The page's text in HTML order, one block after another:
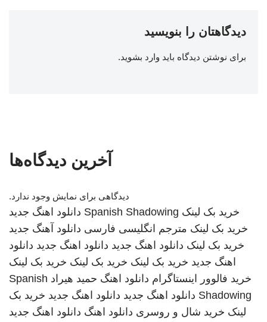
دیدگاهتان را بنویسید
برای نوشتن دیدگاه باید وارد بشوید.
آخرین دیدگاه‌ها
دیدگاهی برای نمایش وجود ندارد.
خرید بک لینک Spanish Shadowing دانلود اهنگ جدید
خرید بک لینک مترجم انگلیسی فارسی دانلود آهنگ جدید
خرید بک لینک دانلود اهنگ جدید دانلود اهنگ جدید دانلود
اهنگ جدید خرید بک لینک خرید بک لینک خرید بک لینک
خرید فالوور اینستاگرام دانلود اهنگ حمید هیراد Spanish
Shadowing دانلود اهنگ جدید دانلود اهنگ جدید خرید بک
لینک خرید شال و روسری دانلود اهنگ دانلود اهنگ جدید